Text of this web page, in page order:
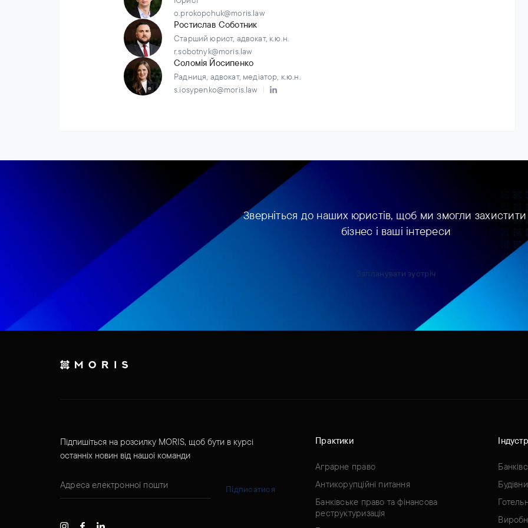
o.prokopchuk@moris.law
Ростислав Соботник
Старший юрист, адвокат, к.ю.н.
r.sobotnyk@moris.law
Соломія Йосипенко
Радниця, адвокат, медіатор, к.ю.н.
s.iosypenko@moris.law
Зверніться до наших юристів, щоб ми змогли
бізнес і ваші інтереси
Запланувати зустріч
Підпишіться на розсилку MORIS, щоб бути в курсі
останніх новин від нашої команди
Підписатися
Практики
Аграрне право
Антикорупційні питання
Банківське право та фінансова
реструктуризація